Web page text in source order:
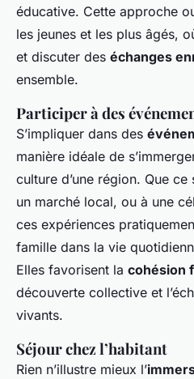
éducative. Cette approche
les jeunes et les plus âgés,
et discuter des échanges
ensemble.
Participer à des
S’impliquer dans des
manière idéale de
culture d’une région. Que
un marché local, ou à une
ces expériences
famille dans la vie
Elles favorisent la cohésion
découverte collective et
vivants.
Séjour chez l’habitant
Rien n’illustre mieux l’